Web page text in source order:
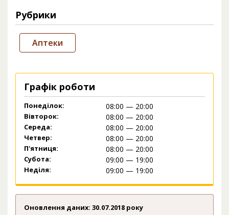
Рубрики
Аптеки
Графік роботи
Понеділок: 08:00 — 20:00
Вівторок: 08:00 — 20:00
Середа: 08:00 — 20:00
Четвер: 08:00 — 20:00
П'ятниця: 08:00 — 20:00
Субота: 09:00 — 19:00
Неділя: 09:00 — 19:00
Оновлення даних: 30.07.2018 року